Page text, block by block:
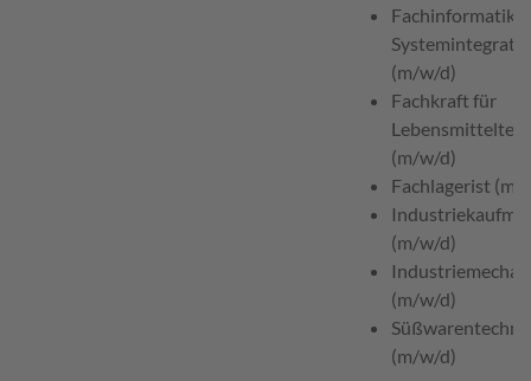
(m/w/d)
Fachkraft für
(m/w/d)
Fachlagerist (m/
(m/w/d)
(m/w/d)
(m/w/d)